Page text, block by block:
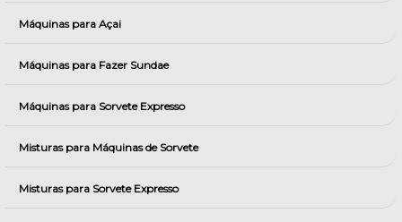
Máquinas para Açai
Máquinas para Fazer Sundae
Máquinas para Sorvete Expresso
Misturas para Máquinas de Sorvete
Misturas para Sorvete Expresso